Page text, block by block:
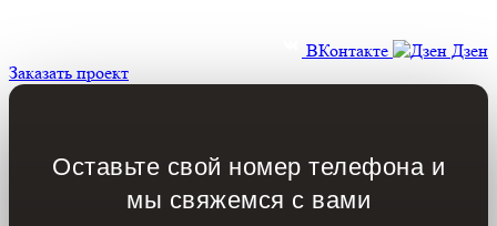
ВКонтакте
Дзен
Заказать проект
Оставьте свой номер телефона и
мы свяжемся с вами